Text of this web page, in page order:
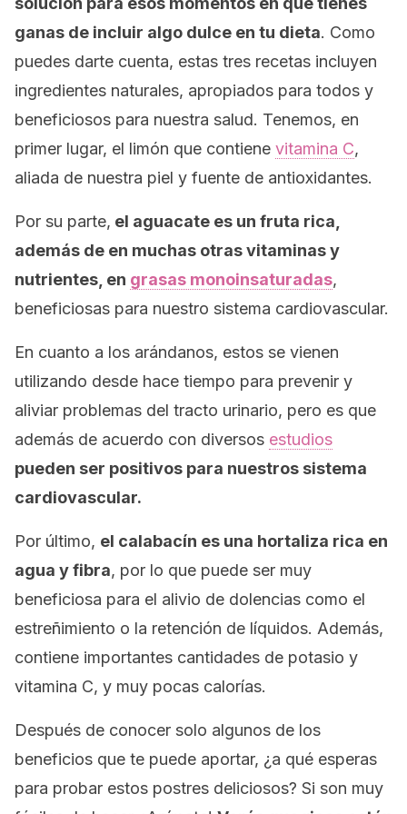
ganas de incluir algo dulce en tu dieta. Como
puedes darte cuenta, estas tres recetas incluyen
ingredientes naturales, apropiados para todos y
beneficiosos para nuestra salud. Tenemos, en
primer lugar, el limón que contiene vitamina C,
aliada de nuestra piel y fuente de antioxidantes.
Por su parte, el aguacate es un fruta rica,
además de en muchas otras vitaminas y
nutrientes, en grasas monoinsaturadas,
beneficiosas para nuestro sistema cardiovascular.
En cuanto a los arándanos, estos se vienen
utilizando desde hace tiempo para prevenir y
aliviar problemas del tracto urinario, pero es que
además de acuerdo con diversos estudios
pueden ser positivos para nuestros sistema
cardiovascular.
Por último, el calabacín es una hortaliza rica en
agua y fibra, por lo que puede ser muy
beneficiosa para el alivio de dolencias como el
estreñimiento o la retención de líquidos. Además,
contiene importantes cantidades de potasio y
vitamina C, y muy pocas calorías.
Después de conocer solo algunos de los
beneficios que te puede aportar, ¿a qué esperas
para probar estos postres deliciosos? Si son muy